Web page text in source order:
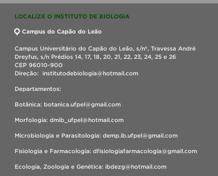
LOCALIZE O INSTITUTO DE BIOLOGIA
Campus do Capão do Leão
Campus Universitário do Capão do Leão, s/nº, Travessa André
Dreyfus, s/n Prédios 14, 17, 18, 20, 21, 22, 23, 24, 25 e 26
CEP 96010-900
Direção: institutodebiologia@hotmail.com
Departamentos:
Botânica: botanica.ufpel@gmail.com
Morfologia: dmib_ufpel@hotmail.com
Microbiologia e Parasitologia: demp.ib.ufpel@gmail.com
Fisiologia e Farmacologia: dfisiologiafarmacologia@gmail.com
Ecologia, Zoologia e Genética: ibdezg@hotmail.com